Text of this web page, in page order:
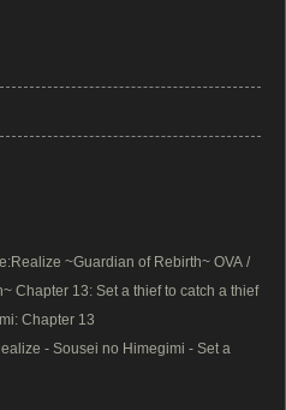
~Guardian of Rebirth~ OVA /
Chapter 13: Set a thief to catch a thief
Chapter 13
- Sousei no Himegimi - Set a